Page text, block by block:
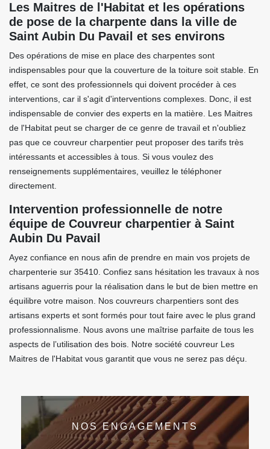
Les Maitres de l'Habitat et les opérations
de pose de la charpente dans la ville de
Saint Aubin Du Pavail et ses environs
Des opérations de mise en place des charpentes sont
indispensables pour que la couverture de la toiture soit stable. En
effet, ce sont des professionnels qui doivent procéder à ces
interventions, car il s'agit d'interventions complexes. Donc, il est
indispensable de convier des experts en la matière. Les Maitres
de l'Habitat peut se charger de ce genre de travail et n'oubliez
pas que ce couvreur charpentier peut proposer des tarifs très
intéressants et accessibles à tous. Si vous voulez des
renseignements supplémentaires, veuillez le téléphoner
directement.
Intervention professionnelle de notre
équipe de Couvreur charpentier à Saint
Aubin Du Pavail
Ayez confiance en nous afin de prendre en main vos projets de
charpenterie sur 35410. Confiez sans hésitation les travaux à nos
artisans aguerris pour la réalisation dans le but de bien mettre en
équilibre votre maison. Nos couvreurs charpentiers sont des
artisans experts et sont formés pour tout faire avec le plus grand
professionnalisme. Nous avons une maîtrise parfaite de tous les
aspects de l’utilisation des bois. Notre société couvreur Les
Maitres de l'Habitat vous garantit que vous ne serez pas déçu.
NOS ENGAGEMENTS